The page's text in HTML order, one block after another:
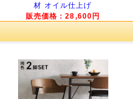
材 オイル仕上げ
販売価格：28,600円